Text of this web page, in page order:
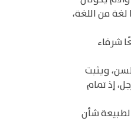
لغة من اللغة،
شرفاء
ويثبت
إذ تمام
شأن